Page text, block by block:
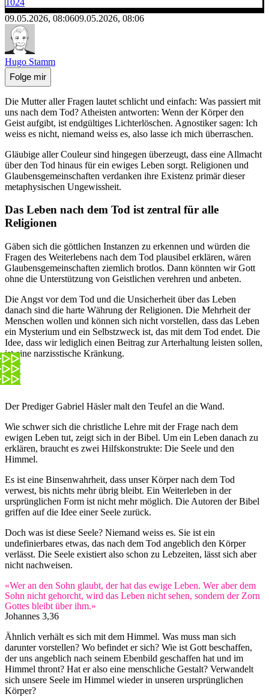
09.05.2026, 08:0609.05.2026, 08:06
Hugo Stamm
Folge mir
Die Mutter aller Fragen lautet schlicht und einfach: Was passiert mit
uns nach dem Tod? Atheisten antworten: Wenn der Körper den
Geist aufgibt, ist endgültiges Lichterlöschen. Agnostiker sagen: Ich
weiss es nicht, niemand weiss es, also lasse ich mich überraschen.
Gläubige aller Couleur sind hingegen überzeugt, dass eine Allmacht
über den Tod hinaus für ein ewiges Leben sorgt. Religionen und
Glaubensgemeinschaften verdanken ihre Existenz primär dieser
metaphysischen Ungewissheit.
Das Leben nach dem Tod ist zentral für alle
Religionen
Gäben sich die göttlichen Instanzen zu erkennen und würden die
Fragen des Weiterlebens nach dem Tod plausibel erklären, wären
Glaubensgemeinschaften ziemlich brotlos. Dann könnten wir Gott
ohne die Unterstützung von Geistlichen verehren und anbeten.
Die Angst vor dem Tod und die Unsicherheit über das Leben
danach sind die harte Währung der Religionen. Die Mehrheit der
Menschen wollen und können sich nicht vorstellen, dass das Leben
ein Mysterium und ein Selbstzweck ist, das mit dem Tod endet. Die
Idee, dass wir lediglich einen Beitrag zur Arterhaltung leisten sollen,
ist eine narzisstische Kränkung.
Der Prediger Gabriel Häsler malt den Teufel an die Wand.
Wie schwer sich die christliche Lehre mit der Frage nach dem
ewigen Leben tut, zeigt sich in der Bibel. Um ein Leben danach zu
erklären, braucht es zwei Hilfskonstrukte: Die Seele und den
Himmel.
Es ist eine Binsenwahrheit, dass unser Körper nach dem Tod
verwest, bis nichts mehr übrig bleibt. Ein Weiterleben in der
ursprünglichen Form ist nicht mehr möglich. Die Autoren der Bibel
griffen auf die Idee einer Seele zurück.
Doch was ist diese Seele? Niemand weiss es. Sie ist ein
undefinierbares etwas, das nach dem Tod angeblich den Körper
verlässt. Die Seele existiert also schon zu Lebzeiten, lässt sich aber
nicht nachweisen.
«Wer an den Sohn glaubt, der hat das ewige Leben. Wer aber dem
Sohn nicht gehorcht, wird das Leben nicht sehen, sondern der Zorn
Gottes bleibt über ihm.»
Johannes 3,36
Ähnlich verhält es sich mit dem Himmel. Was muss man sich
darunter vorstellen? Wo befindet er sich? Wie ist Gott beschaffen,
der uns angeblich nach seinem Ebenbild geschaffen hat und im
Himmel thront? Hat er also eine menschliche Gestalt? Verwandelt
sich unsere Seele im Himmel wieder in unseren ursprünglichen
Körper?